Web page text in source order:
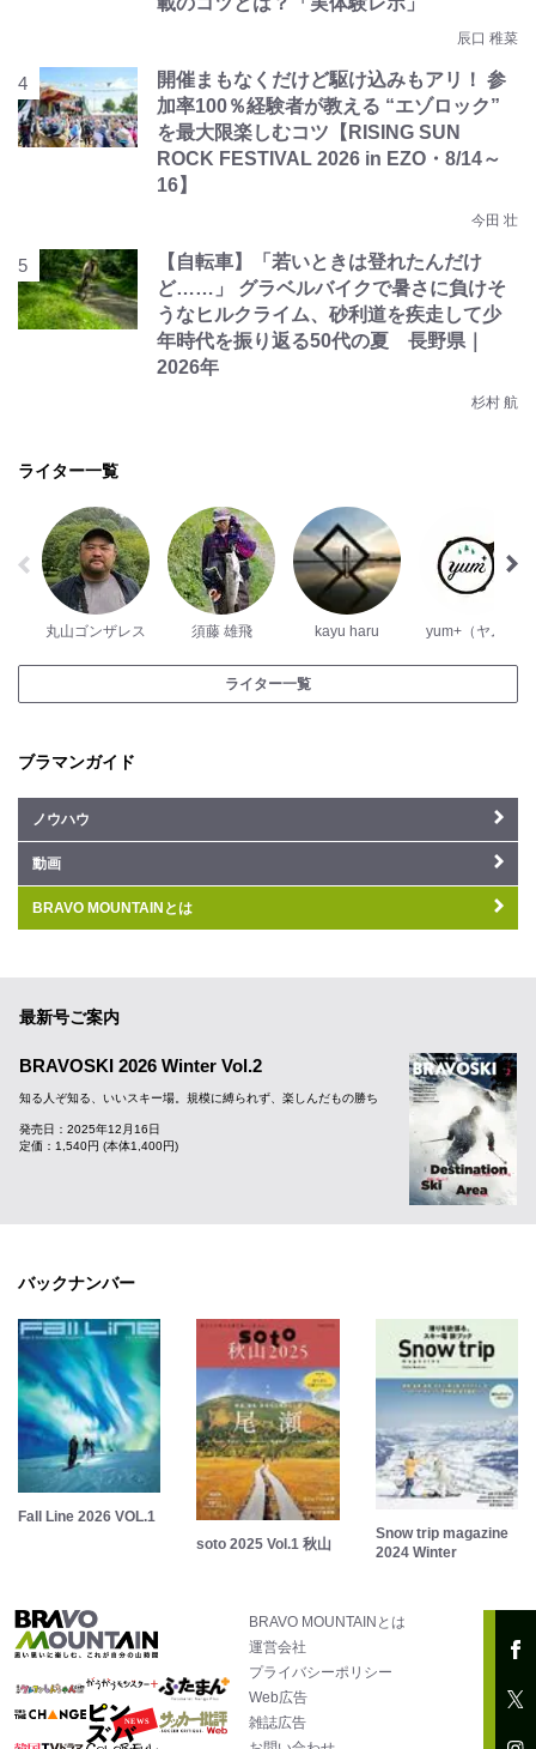
辰口 稚菜
開催まもなくだけど駆け込みもアリ！ 参
加率100％経験者が教える “エゾロック”
を最大限楽しむコツ【RISING SUN
ROCK FESTIVAL 2026 in EZO・8/14～
16】
今田 壮
【自転車】「若いときは登れたんだけ
ど……」 グラベルバイクで暑さに負けそ
うなヒルクライム、砂利道を疾走して少
年時代を振り返る50代の夏 長野県｜
2026年
杉村 航
ライター一覧
丸山ゴンザレス 須藤 雄飛 kayu haru yum+（ヤム）
ライター一覧
ブラマンガイド
ノウハウ
動画
BRAVO MOUNTAINとは
最新号ご案内
BRAVOSKI 2026 Winter Vol.2
知る人ぞ知る、いいスキー場。規模に縛られず、楽しんだもの勝ち
発売日：2025年12月16日
定価：1,540円 (本体1,400円)
バックナンバー
Fall Line 2026 VOL.1
soto 2025 Vol.1 秋山
Snow trip magazine
2024 Winter
BRAVO MOUNTAINとは
運営会社
プライバシーポリシー
Web広告
雑誌広告